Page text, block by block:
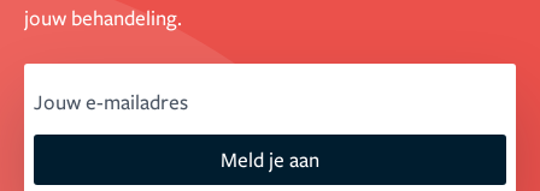
jouw behandeling.
Meld je aan